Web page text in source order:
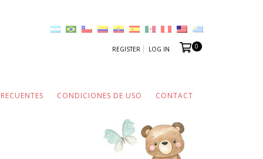
REGISTER LOG IN 0
CONDICIONES DE USO CONTACT